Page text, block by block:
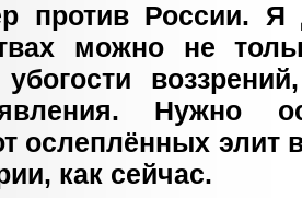
против России.
можно не
убогости
Нужно
ослеплённых элит
как сейчас.